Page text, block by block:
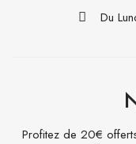
Du
Profitez de 20€